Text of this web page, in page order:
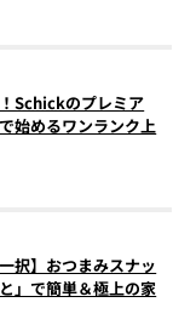
Schickのプレミア
始めるワンランク上
択】おつまみスナッ
」で簡単＆極上の家